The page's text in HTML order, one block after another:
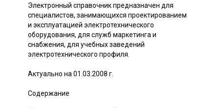
Электронный справочник предназначен для
специалистов, занимающихся проектированием
и эксплуатацией электротехнического
оборудования, для служб маркетинга и
снабжения, для учебных заведений
электротехнического профиля.
Актуально на 01.03.2008 г.
Содержание